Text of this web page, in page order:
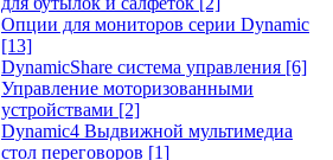
Опции для мониторов серии Dynamic
[13]
DynamicShare система управления [6]
Управление моторизованными
устройствами [2]
Dynamic4 Выдвижной мультимедиа
стол переговоров [1]